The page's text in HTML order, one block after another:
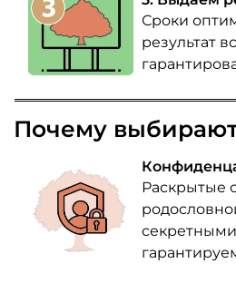
Сроки
результат
Почему
Раскрытые